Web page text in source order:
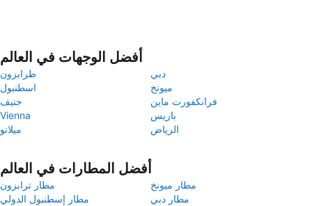
أفضل الوجهات في العالم
طرابزون
دبي
اسطنبول
ميونخ
جنيف
فرانكفورت ماين
Vienna
باريس
ميلانو
الرياض
أفضل المطارات في العالم
مطار ترابزون
مطار ميونخ
مطار إسطنبول الدولي
مطار دبي